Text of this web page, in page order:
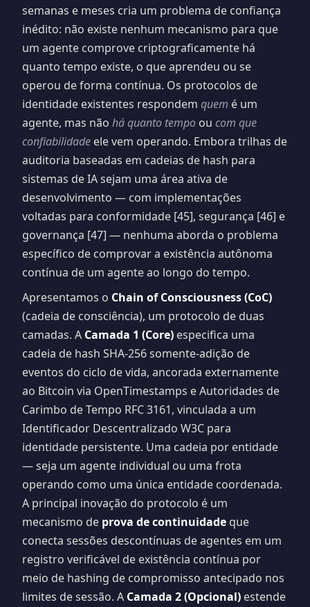
semanas e meses cria um problema de confiança
inédito: não existe nenhum mecanismo para que
um agente comprove criptograficamente há
quanto tempo existe, o que aprendeu ou se
operou de forma contínua. Os protocolos de
identidade existentes respondem quem é um
agente, mas não há quanto tempo ou com que
confiabilidade ele vem operando. Embora trilhas de
auditoria baseadas em cadeias de hash para
sistemas de IA sejam uma área ativa de
desenvolvimento — com implementações
voltadas para conformidade [45], segurança [46] e
governança [47] — nenhuma aborda o problema
específico de comprovar a existência autônoma
contínua de um agente ao longo do tempo.
Apresentamos o Chain of Consciousness (CoC)
(cadeia de consciência), um protocolo de duas
camadas. A Camada 1 (Core) especifica uma
cadeia de hash SHA-256 somente-adição de
eventos do ciclo de vida, ancorada externamente
ao Bitcoin via OpenTimestamps e Autoridades de
Carimbo de Tempo RFC 3161, vinculada a um
Identificador Descentralizado W3C para
identidade persistente. Uma cadeia por entidade
— seja um agente individual ou uma frota
operando como uma única entidade coordenada.
A principal inovação do protocolo é um
mecanismo de prova de continuidade que
conecta sessões descontínuas de agentes em um
registro verificável de existência contínua por
meio de hashing de compromisso antecipado nos
limites de sessão. A Camada 2 (Opcional) estende